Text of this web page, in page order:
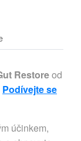
Restoreod
Podívejte se
účinkem,